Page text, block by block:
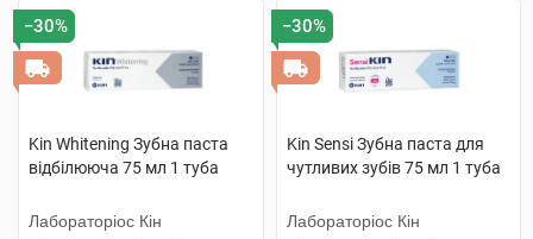
−30%
Kin Whitening Зубна паста
відбілююча 75 мл 1 туба
Лабораторіос Кін
−30%
Kin Sensi Зубна паста для
чутливих зубів 75 мл 1 туба
Лабораторіос Кін